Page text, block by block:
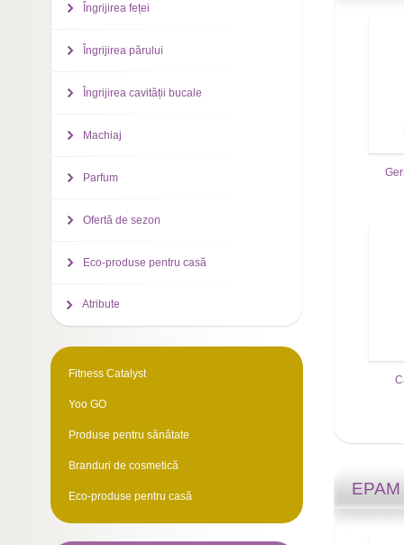
EPAM
Îngrijirea feței
Îngrijirea părului
Îngrijirea cavității bucale
Machiaj
Parfum
Ofertă de sezon
Eco-produse pentru casă
Atribute
Fitness Catalyst
Yoo GO
Produse pentru sănătate
Branduri de cosmetică
Eco-produse pentru casă